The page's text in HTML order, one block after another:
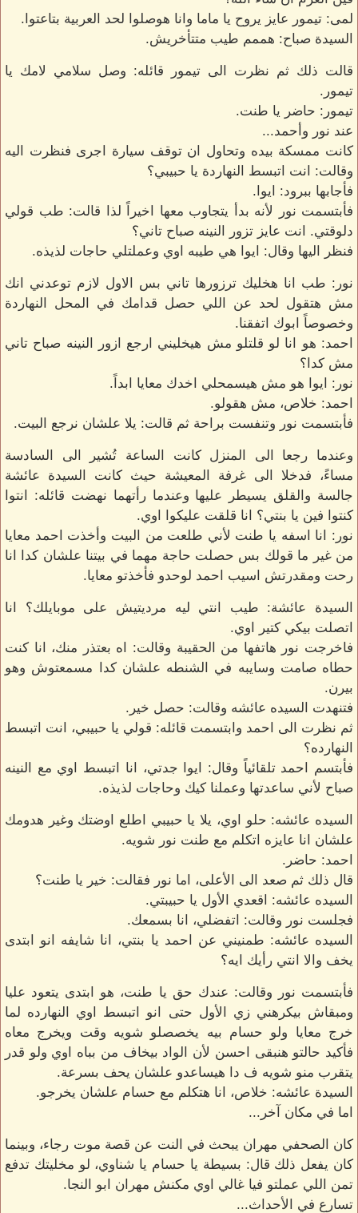
لمى: تيمور عايز يروح يا ماما وانا هوصلوا لحد العربية بتاعتوا.
السيدة صباح: هممم طيب متتأخريش.
قالت ذلك ثم نظرت الى تيمور قائله: وصل سلامي لامك يا
تيمور.
تيمور: حاضر يا طنت.
عند نور وأحمد...
كانت ممسكة بيده وتحاول ان توقف سيارة اجرى فنظرت اليه
وقالت: انت اتبسط النهاردة يا حبيبي؟
فأجابها ببرود: ايوا.
فأبتسمت نور لأنه بدأ يتجاوب معها اخيراً لذا قالت: طب قولي
دلوقتي. انت عايز تزور النينه صباح تاني؟
فنظر اليها وقال: ايوا هي طيبه اوي وعملتلي حاجات لذيذه.
نور: طب انا هخليك ترزورها تاني بس الاول لازم توعدني انك
مش هتقول لحد عن اللي حصل قدامك في المحل النهاردة
وخصوصاً ابوك اتفقنا.
احمد: هو انا لو قلتلو مش هيخليني ارجع ازور النينه صباح تاني
مش كدا؟
نور: ايوا هو مش هيسمحلي اخدك معايا ابداً.
احمد: خلاص، مش هقولو.
فأبتسمت نور وتنفست براحة ثم قالت: يلا علشان نرجع البيت.
وعندما رجعا الى المنزل كانت الساعة تُشير الى السادسة
مساءً، فدخلا الى غرفة المعيشة حيث كانت السيدة عائشة
جالسة والقلق يسيطر عليها وعندما رأتهما نهضت قائله: انتوا
كنتوا فين يا بنتي؟ انا قلقت عليكوا اوي.
نور: انا اسفه يا طنت لأني طلعت من البيت وأخذت احمد معايا
من غير ما قولك بس حصلت حاجة مهما في بيتنا علشان كدا انا
رحت ومقدرتش اسيب احمد لوحدو فأخذتو معايا.
السيدة عائشة: طيب انتي ليه مرديتيش على موبايلك؟ انا
اتصلت بيكي كتير اوي.
فاخرجت نور هاتفها من الحقيبة وقالت: اه بعتذر منك، انا كنت
حطاه صامت وسايبه في الشنطه علشان كدا مسمعتوش وهو
بيرن.
فتنهدت السيده عائشه وقالت: حصل خير.
ثم نظرت الى احمد وابتسمت قائله: قولي يا حبيبي، انت اتبسط
النهارده؟
فأبتسم احمد تلقائياً وقال: ايوا جدتي، انا اتبسط اوي مع النينه
صباح لأني ساعدتها وعملنا كيك وحاجات لذيذه.
السيده عائشه: حلو اوي، يلا يا حبيبي اطلع اوضتك وغير هدومك
علشان انا عايزه اتكلم مع طنت نور شويه.
احمد: حاضر.
قال ذلك ثم صعد الى الأعلى، اما نور فقالت: خير يا طنت؟
السيده عائشه: اقعدي الأول يا حبيبتي.
فجلست نور وقالت: اتفضلي، انا بسمعك.
السيده عائشه: طمنيني عن احمد يا بنتي، انا شايفه انو ابتدى
يخف والا انتي رأيك ايه؟
فأبتسمت نور وقالت: عندك حق يا طنت، هو ابتدى يتعود عليا
ومبقاش بيكرهني زي الأول حتى انو اتبسط اوي النهارده لما
خرج معايا ولو حسام بيه يخصصلو شويه وقت ويخرج معاه
فأكيد حالتو هنبقى احسن لأن الواد بيخاف من بباه اوي ولو قدر
يتقرب منو شويه ف دا هيساعدو علشان يحف بسرعة.
السيدة عائشه: خلاص، انا هتكلم مع حسام علشان يخرجو.
اما في مكان آخر...
كان الصحفي مهران يبحث في النت عن قصة موت رجاء، وبينما
كان يفعل ذلك قال: بسيطة يا حسام يا شناوي، لو مخليتك تدفع
تمن اللي عملتو فيا غالي اوي مكنش مهران ابو النجا.
تسارع في الأحداث...